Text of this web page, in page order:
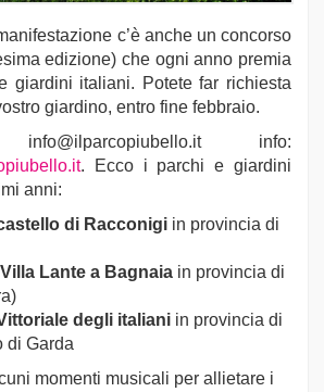
c’è anche un concorso
edizione) che ogni anno premia
giardini italiani. Potete far richiesta
giardino, entro fine febbraio.
info:
. Ecco i parchi e giardini
anni:
di Racconigi in provincia di
Lante a Bagnaia in provincia di
degli italiani in provincia di
di Garda
momenti musicali per allietare i